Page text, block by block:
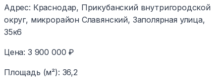
Адрес: Краснодар, Прикубанский внутригородской
округ, микрорайон Славянский, Заполярная улица,
35к6
Цена: 3 900 000 ₽
Площадь (м²): 36,2